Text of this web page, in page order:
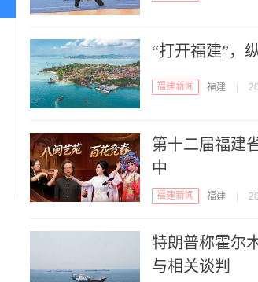
“打开福建”，
福建新闻 福建
第十二届福建
中
福建新闻 福建
特朗普称霍尔
与相关谈判